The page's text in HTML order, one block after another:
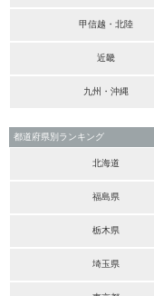
甲信越・北陸
近畿
九州・沖縄
都道府県別ランキング
北海道
福島県
栃木県
埼玉県